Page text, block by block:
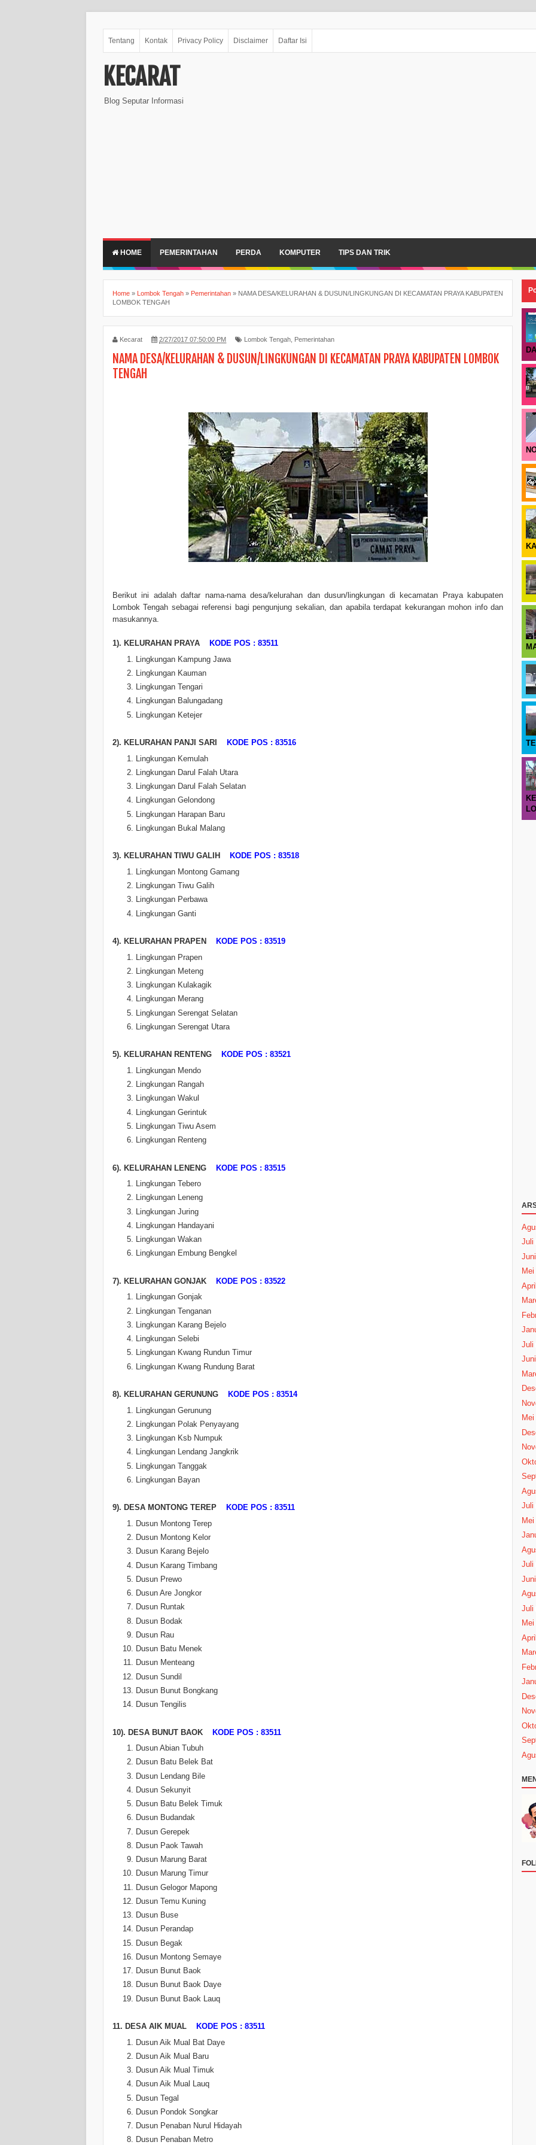
Tentang Kontak Privacy Policy Disclaimer Daftar Isi
KECARAT
Blog Seputar Informasi
HOME PEMERINTAHAN PERDA KOMPUTER TIPS DAN TRIK
Home » Lombok Tengah » Pemerintahan » NAMA DESA/KELURAHAN & DUSUN/LINGKUNGAN DI KECAMATAN PRAYA KABUPATEN
LOMBOK TENGAH
Kecarat 2/27/2017 07:50:00 PM Lombok Tengah Pemerintahan
NAMA DESA/KELURAHAN & DUSUN/LINGKUNGAN DI KECAMATAN PRAYA KABUPATEN LOMBOK
TENGAH
Berikut ini adalah daftar nama-nama desa/kelurahan dan dusun/lingkungan di kecamatan Praya kabupaten
Lombok Tengah sebagai referensi bagi pengunjung sekalian, dan apabila terdapat kekurangan mohon info dan
masukannya.
1). KELURAHAN PRAYA
KODE POS : 83511
Lingkungan Kampung Jawa
Lingkungan Kauman
Lingkungan Tengari
Lingkungan Balungadang
Lingkungan Ketejer
2). KELURAHAN PANJI SARI
KODE POS : 83516
Lingkungan Kemulah
Lingkungan Darul Falah Utara
Lingkungan Darul Falah Selatan
Lingkungan Gelondong
Lingkungan Harapan Baru
Lingkungan Bukal Malang
3). KELURAHAN TIWU GALIH
KODE POS : 83518
Lingkungan Montong Gamang
Lingkungan Tiwu Galih
Lingkungan Perbawa
Lingkungan Ganti
4). KELURAHAN PRAPEN
KODE POS : 83519
Lingkungan Prapen
Lingkungan Meteng
Lingkungan Kulakagik
Lingkungan Merang
Lingkungan Serengat Selatan
Lingkungan Serengat Utara
5). KELURAHAN RENTENG
KODE POS : 83521
Lingkungan Mendo
Lingkungan Rangah
Lingkungan Wakul
Lingkungan Gerintuk
Lingkungan Tiwu Asem
Lingkungan Renteng
6). KELURAHAN LENENG KODE POS : 83515
Lingkungan Tebero
Lingkungan Leneng
Lingkungan Juring
Lingkungan Handayani
Lingkungan Wakan
Lingkungan Embung Bengkel
7). KELURAHAN GONJAK
KODE POS : 83522
Lingkungan Gonjak
Lingkungan Tenganan
Lingkungan Karang Bejelo
Lingkungan Selebi
Lingkungan Kwang Rundun Timur
Lingkungan Kwang Rundung Barat
8). KELURAHAN GERUNUNG
KODE POS : 83514
Lingkungan Gerunung
Lingkungan Polak Penyayang
Lingkungan Ksb Numpuk
Lingkungan Lendang Jangkrik
Lingkungan Tanggak
Lingkungan Bayan
9). DESA MONTONG TEREP
KODE POS : 83511
Dusun Montong Terep
Dusun Montong Kelor
Dusun Karang Bejelo
Dusun Karang Timbang
Dusun Prewo
Dusun Are Jongkor
Dusun Runtak
Dusun Bodak
Dusun Rau
Dusun Batu Menek
Dusun Menteang
Dusun Sundil
Dusun Bunut Bongkang
Dusun Tengilis
10). DESA BUNUT BAOK KODE POS : 83511
Dusun Abian Tubuh
Dusun Batu Belek Bat
Dusun Lendang Bile
Dusun Sekunyit
Dusun Batu Belek Timuk
Dusun Budandak
Dusun Gerepek
Dusun Paok Tawah
Dusun Marung Barat
Dusun Marung Timur
Dusun Gelogor Mapong
Dusun Temu Kuning
Dusun Buse
Dusun Perandap
Dusun Begak
Dusun Montong Semaye
Dusun Bunut Baok
Dusun Bunut Baok Daye
Dusun Bunut Baok Lauq
11. DESA AIK MUAL
KODE POS : 83511
Dusun Aik Mual Bat Daye
Dusun Aik Mual Baru
Dusun Aik Mual Timuk
Dusun Aik Mual Lauq
Dusun Tegal
Dusun Pondok Songkar
Dusun Penaban Nurul Hidayah
Dusun Penaban Metro
Juli
Juni
Mei
April
Juli
Juni
Mei
Juli
Mei
Juli
Juni
Juli
Mei
April